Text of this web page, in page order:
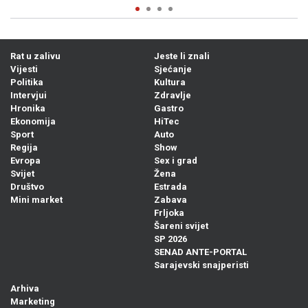
Rat u zalivu
Vijesti
Politika
Intervjui
Hronika
Ekonomija
Sport
Regija
Evropa
Svijet
Društvo
Mini market
Jeste li znali
Sjećanje
Kultura
Zdravlje
Gastro
HiTec
Auto
Show
Sex i grad
Žena
Estrada
Zabava
Frljoka
Šareni svijet
SP 2026
SENAD ANTE-PORTAL
Sarajevski snajperisti
Arhiva
Marketing